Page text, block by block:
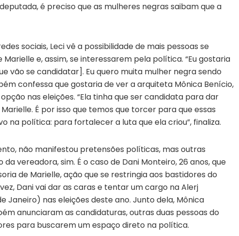
é preciso que as mulheres negras saibam que a
sociais, Leci vê a possibilidade de mais pessoas se
e, assim, se interessarem pela política. “Eu gostaria
vão se candidatar]. Eu quero muita mulher negra sendo
confessa que gostaria de ver a arquiteta Mônica Benício,
nas eleições. “Ela tinha que ser candidata para dar
É por isso que temos que torcer para que essas
na política: para fortalecer a luta que ela criou”, finaliza.
não manifestou pretensões políticas, mas outras
vereadora, sim. É o caso de Dani Monteiro, 26 anos, que
de Marielle, ação que se restringia aos bastidores do
Dani vai dar as caras e tentar um cargo na Alerj
Janeiro) nas eleições deste ano. Junto dela, Mônica
anunciaram as candidaturas, outras duas pessoas do
para buscarem um espaço direto na política.